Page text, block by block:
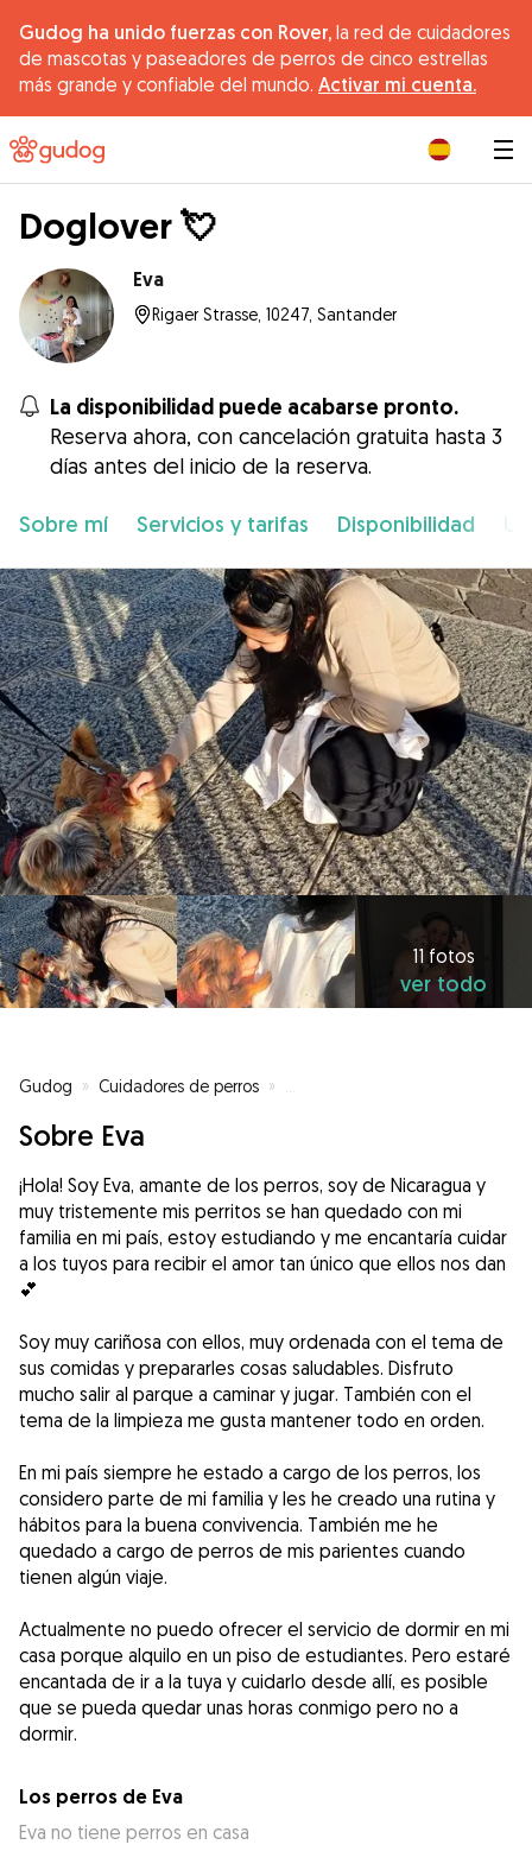
Gudog ha unido fuerzas con Rover, la red de cuidadores
de mascotas y paseadores de perros de cinco estrellas
más grande y confiable del mundo. Activar mi cuenta.
Doglover 💘
Eva
Rigaer Strasse, 10247, Santander
La disponibilidad puede acabarse pronto.
Reserva ahora, con cancelación gratuita hasta 3
días antes del inicio de la reserva.
Sobre mí Servicios y tarifas Disponibilidad
11 fotos
ver todo
Gudog » Cuidadores de perros »
Sobre Eva
¡Hola! Soy Eva, amante de los perros, soy de Nicaragua y
muy tristemente mis perritos se han quedado con mi
familia en mi país, estoy estudiando y me encantaría cuidar
a los tuyos para recibir el amor tan único que ellos nos dan
💕
Soy muy cariñosa con ellos, muy ordenada con el tema de
sus comidas y prepararles cosas saludables. Disfruto
mucho salir al parque a caminar y jugar. También con el
tema de la limpieza me gusta mantener todo en orden.
En mi país siempre he estado a cargo de los perros, los
considero parte de mi familia y les he creado una rutina y
hábitos para la buena convivencia. También me he
quedado a cargo de perros de mis parientes cuando
tienen algún viaje.
Actualmente no puedo ofrecer el servicio de dormir en mi
casa porque alquilo en un piso de estudiantes. Pero estaré
encantada de ir a la tuya y cuidarlo desde allí, es posible
que se pueda quedar unas horas conmigo pero no a
dormir.
Los perros de Eva
Eva no tiene perros en casa